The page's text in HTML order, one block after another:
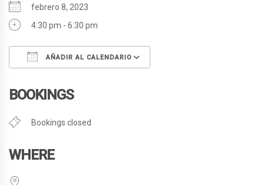
febrero 8, 2023
4:30 pm - 6:30 pm
AÑADIR AL CALENDARIO
BOOKINGS
Bookings closed
WHERE